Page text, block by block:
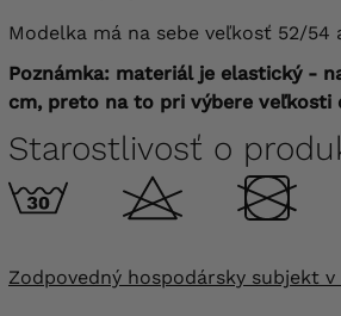
Modelka má na sebe veľkosť 52/54
Poznámka: materiál je elastický -
cm, preto na to pri výbere veľkosti
Starostlivosť o
Zodpovedný hospodársky subjekt v